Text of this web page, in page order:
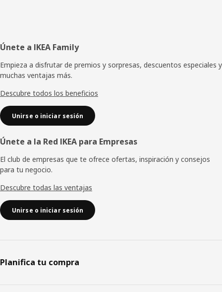
Pie
de
página
Únete a IKEA Family
Empieza a disfrutar de premios y sorpresas, descuentos especiales y
muchas ventajas más.
Descubre todos los beneficios
Unirse o iniciar sesión
Únete a la Red IKEA para Empresas
El club de empresas que te ofrece ofertas, inspiración y consejos
para tu negocio.
Descubre todas las ventajas
Unirse o iniciar sesión
Planifica tu compra